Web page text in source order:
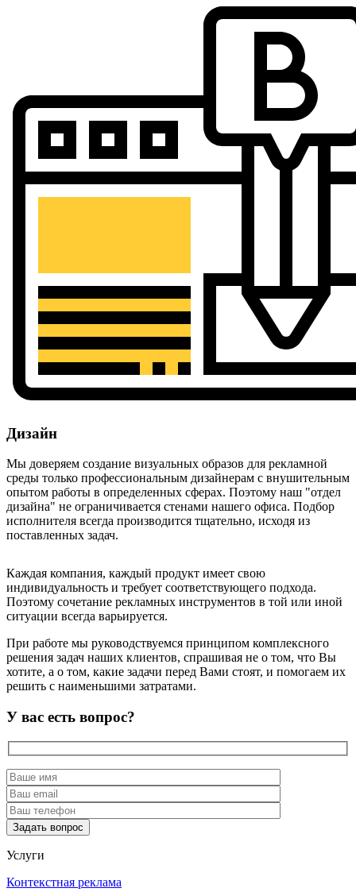
Дизайн
Мы доверяем создание визуальных образов для рекламной
среды только профессиональным дизайнерам с внушительным
опытом работы в определенных сферах. Поэтому наш "отдел
дизайна" не ограничивается стенами нашего офиса. Подбор
исполнителя всегда производится тщательно, исходя из
поставленных задач.
Каждая компания, каждый продукт имеет свою
индивидуальность и требует соответствующего подхода.
Поэтому сочетание рекламных инструментов в той или иной
ситуации всегда варьируется.
При работе мы руководствуемся принципом комплексного
решения задач наших клиентов, спрашивая не о том, что Вы
хотите, а о том, какие задачи перед Вами стоят, и помогаем их
решить с наименьшими затратами.
У вас есть вопрос?
Услуги
Контекстная реклама